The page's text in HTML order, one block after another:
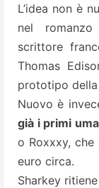
L’idea non è
nel
scrittore
Thomas
prototipo
Nuovo è
già i primi
o Roxxxy, che
euro circa.
Sharkey